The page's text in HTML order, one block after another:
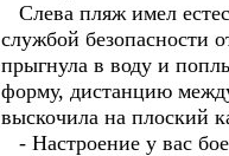
Слева пляж имел
службой безопасности
прыгнула в воду и
форму, дистанцию
выскочила на плоский
- Настроение у вас